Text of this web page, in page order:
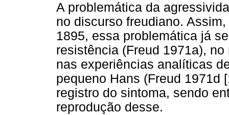
A problemática da
no discurso freudiano.
1895, essa problemática já
resistência (Freud 1971a),
nas experiências analíticas
pequeno Hans (Freud 1971d
registro do sintoma, sendo
reprodução desse.